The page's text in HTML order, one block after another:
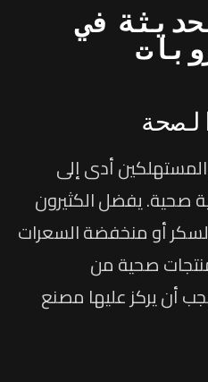
في
أدى إلى
صحية. يفضل الكثيرون
السكر أو منخفضة السعرات
منتجات صحية من
أن يركز عليها مصنع